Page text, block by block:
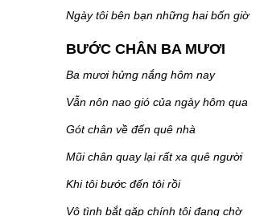
Ngày tôi bên bạn những hai bốn giờ
BƯỚC CHÂN BA MƯƠI
Ba mươi hửng nắng hôm nay
Vẫn nôn nao gió của ngày hôm qua
Gót chân về đến quê nhà
Mũi chân quay lại rất xa quê người
Khi tôi bước đến tôi rồi
Vô tình bắt gặp chính tôi đang chờ